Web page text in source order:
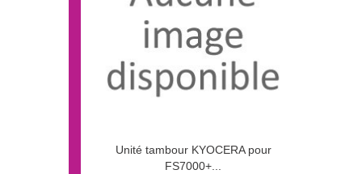
Unité tambour KYOCERA pour
FS7000+...